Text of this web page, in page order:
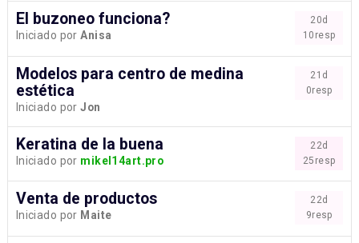
20d
10resp
El buzoneo funciona?
Iniciado porAnisa
21d
0resp
Modelos para centro de medina
estética
Iniciado porJon
22d
25resp
Keratina de la buena
Iniciado por mikel14art.pro
22d
9resp
Venta de productos
Iniciado por Maite